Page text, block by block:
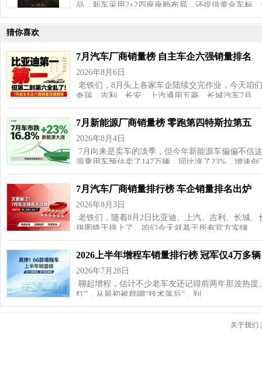
品，新车采用2+2四座座舱布局，还提供黄金车标
猜你喜欢
7月汽车厂商销量榜 自主车企六强销量排名
2026年8月6日
老铁们，8月头上各家车企陆续交完作业，今天
奇瑞、吉利、长安、上汽通用五菱、长城汽车7月…
7月新能源厂商销量榜 零跑第四特斯拉第五
2026年8月4日
7月向来是卖车的淡季，但今年新能源车偏偏不信
源乘用车预估卖了147万辆，同比涨了23%，增速
7月汽车厂商销量排行榜 车企销量排名出炉
2026年8月3日
老铁们，随着8月2日比亚迪、上汽、吉利、长城
拼图终于拼上了。咱们今天就基于所有官方实锤…
2026上半年增程车销量排行榜 冠军仅4万多辆
2026年7月28日
聊起增程，估计不少老车友还记得前两年那波热
红”，从最初被群嘲“技术落后”，到…
关于我们